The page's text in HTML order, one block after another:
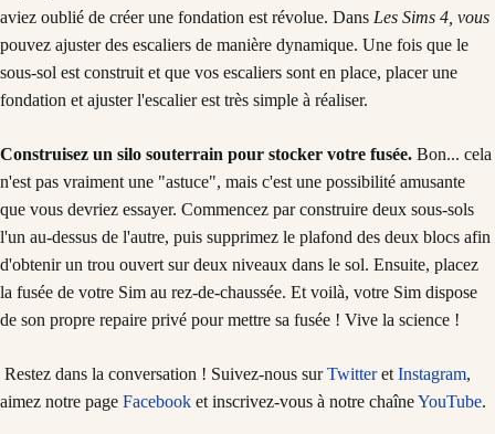
aviez oublié de créer une fondation est révolue. Dans Les Sims 4, vous
pouvez ajuster des escaliers de manière dynamique. Une fois que le
sous-sol est construit et que vos escaliers sont en place, placer une
fondation et ajuster l'escalier est très simple à réaliser.
Construisez un silo souterrain pour stocker votre fusée. Bon... cela
n'est pas vraiment une "astuce", mais c'est une possibilité amusante
que vous devriez essayer. Commencez par construire deux sous-sols
l'un au-dessus de l'autre, puis supprimez le plafond des deux blocs afin
d'obtenir un trou ouvert sur deux niveaux dans le sol. Ensuite, placez
la fusée de votre Sim au rez-de-chaussée. Et voilà, votre Sim dispose
de son propre repaire privé pour mettre sa fusée ! Vive la science !
Restez dans la conversation ! Suivez-nous surTwitteret Instagram,
aimez notre page Facebook et inscrivez-vous à notre chaîneYouTube.